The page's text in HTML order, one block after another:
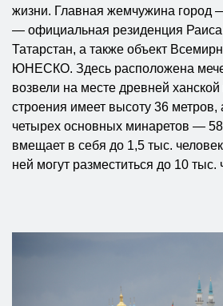
жизни. Главная жемчужина город
— официальная резиденция Раиса
Татарстан, а также объект
ЮНЕСКО. Здесь расположена
возвели на месте древней
строения имеет высоту 36 метров,
четырех основных минаретов —
вмещает в себя до 1,5 тыс.
ней могут разместиться до 10 тыс.